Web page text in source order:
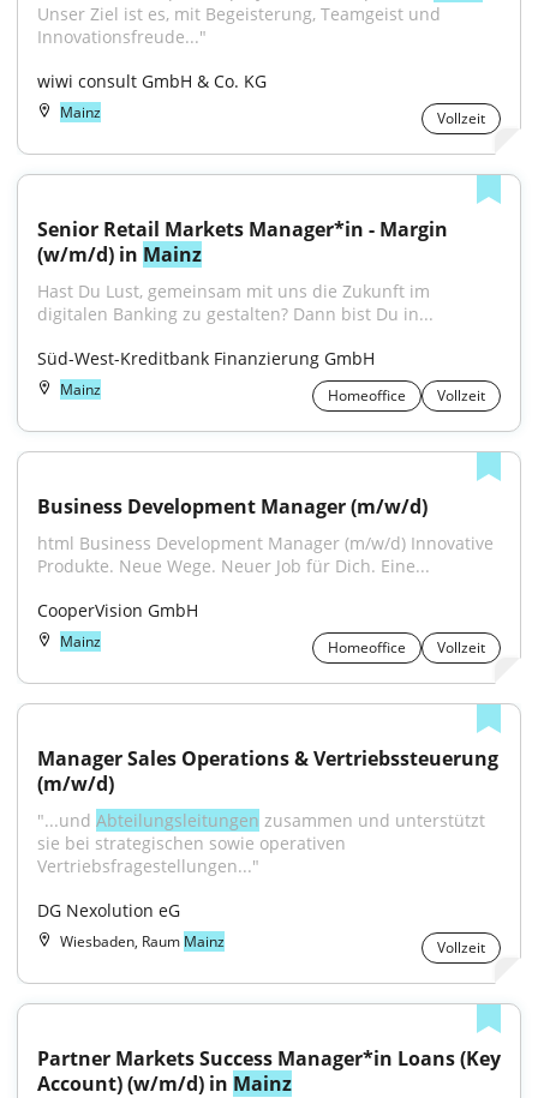
Unser Ziel ist es, mit Begeisterung, Teamgeist und
Innovationsfreude..."
wiwi consult GmbH & Co. KG
Mainz Vollzeit
Senior Retail Markets Manager*in - Margin
(w/m/d) in Mainz
Hast Du Lust, gemeinsam mit uns die Zukunft im
digitalen Banking zu gestalten? Dann bist Du in...
Süd-West-Kreditbank Finanzierung GmbH
Mainz Homeoffice Vollzeit
Business Development Manager (m/w/d)
html Business Development Manager (m/w/d) Innovative
Produkte. Neue Wege. Neuer Job für Dich. Eine...
CooperVision GmbH
Mainz Homeoffice Vollzeit
Manager Sales Operations & Vertriebssteuerung
(m/w/d)
"...und Abteilungsleitungen zusammen und unterstützt
sie bei strategischen sowie operativen
Vertriebsfragestellungen..."
DG Nexolution eG
Wiesbaden, Raum Mainz Vollzeit
Partner Markets Success Manager*in Loans (Key
Account) (w/m/d) in Mainz